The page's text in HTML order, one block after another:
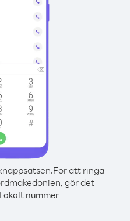
För att ringa
gör det
Lokalt nummer